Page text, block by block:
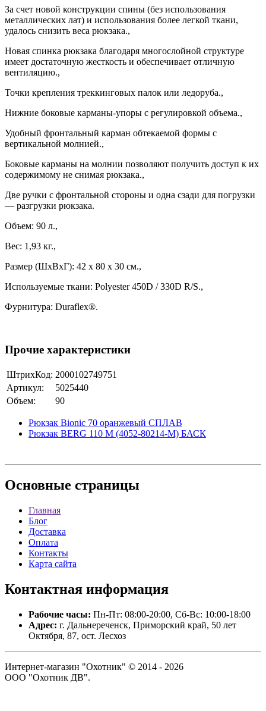
За счет новой конструкции спины (без использования
металлических лат) и использования более легкой ткани,
удалось снизить веса рюкзака.,
Новая спинка рюкзака благодаря многослойной структуре
имеет достаточную жесткость и обеспечивает отличную
вентиляцию.,
Точки крепления треккинговых палок или ледоруба.,
Нижние боковые карманы-упоры с регулировкой объема.,
Удобный фронтальный карман обтекаемой формы с
вертикальной молнией.,
Боковые карманы на молнии позволяют получить доступ к их
содержимому не снимая рюкзака.,
Две ручки с фронтальной стороны и одна сзади для погрузки
— разгрузки рюкзака.
Объем: 90 л.,
Вес: 1,93 кг.,
Размер (ШxВxГ): 42 х 80 х 30 см.,
Используемые ткани: Polyester 450D / 330D R/S.,
Фурнитура: Duraflex®.
Прочие характеристики
ШтрихКод: 2000102749751
Артикул:
5025440
Объем:
90
Рюкзак Bionic 70 оранжевый СПЛАВ
Рюкзак BERG 110 М (4052-80214-М) БАСК
Основные страницы
Главная
Блог
Доставка
Оплата
Контакты
Карта сайта
Контактная информация
Рабочие часы: Пн-Пт: 08:00-20:00, Сб-Вс: 10:00-18:00
Адрес: г. Дальнереченск, Приморский край, 50 лет
Октября, 87, ост. Лесхоз
Интернет-магазин "Охотник" © 2014 - 2026
ООО "Охотник ДВ".